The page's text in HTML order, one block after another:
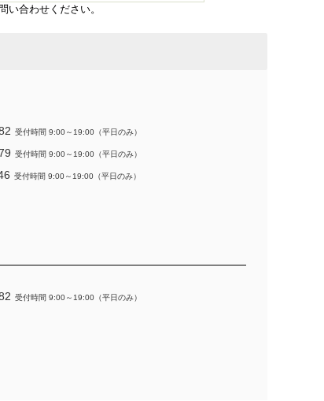
い合わせください。
受付時間 9:00～19:00（平日のみ）
受付時間 9:00～19:00（平日のみ）
受付時間 9:00～19:00（平日のみ）
受付時間 9:00～19:00（平日のみ）